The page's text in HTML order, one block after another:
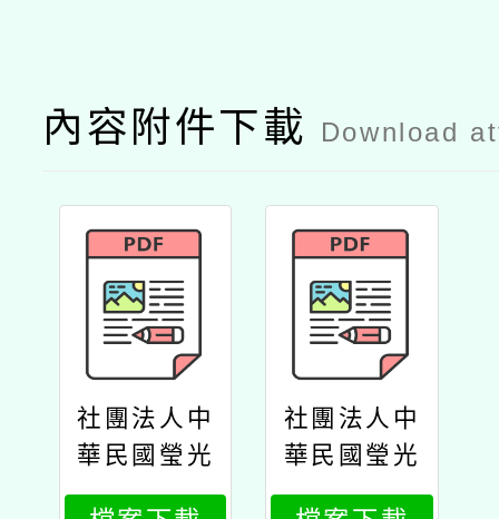
內容附件下載 Download
社團法人中
華民國瑩光
教育協會辦
社團法人中
華民國瑩光
教育協會辦